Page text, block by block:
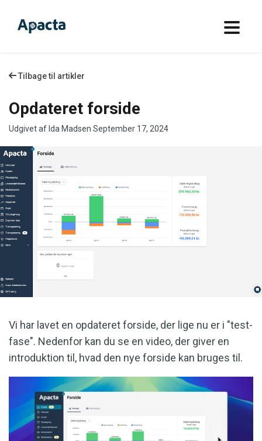
Tilbage til artikler
Opdateret forside
Udgivet af Ida Madsen September 17, 2024
Vi har lavet en opdateret forside, der lige nu er i "test-
fase". Nedenfor kan du se en video, der giver en
introduktion til, hvad den nye forside kan bruges til.